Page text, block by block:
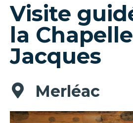
Visite
la
Jacques
Merléac